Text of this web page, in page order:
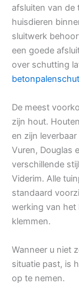
afsluiten van de
huisdieren
sluitwerk
een goede
over schutting
De meest
zijn hout.
en zijn
Vuren, Douglas
verschillende
Viderim. Alle
standaard
werking van het
klemmen.
Wanneer u niet
situatie past, is
op te nemen.